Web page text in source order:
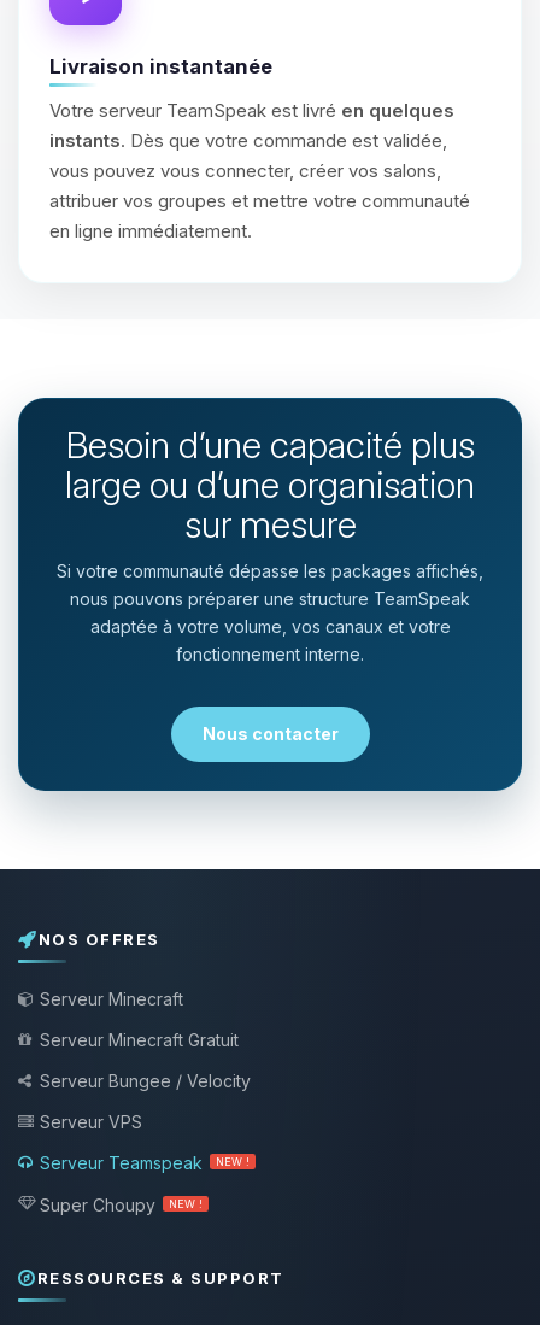
Livraison instantanée
Votre serveur TeamSpeak est livré en quelques
instants. Dès que votre commande est validée,
vous pouvez vous connecter, créer vos salons,
attribuer vos groupes et mettre votre communauté
en ligne immédiatement.
Besoin d’une capacité plus
large ou d’une organisation
sur mesure
Si votre communauté dépasse les packages affichés,
nous pouvons préparer une structure TeamSpeak
adaptée à votre volume, vos canaux et votre
fonctionnement interne.
Nous contacter
NOS OFFRES
Serveur Minecraft
Serveur Minecraft Gratuit
Serveur Bungee / Velocity
Serveur VPS
Serveur Teamspeak
NEW !
Super Choupy NEW !
RESSOURCES & SUPPORT